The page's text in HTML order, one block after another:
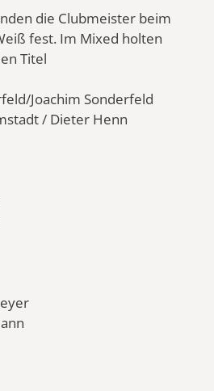
die Clubmeister beim
fest. Im Mixed holten
Titel
Joachim Sonderfeld
/ Dieter Henn